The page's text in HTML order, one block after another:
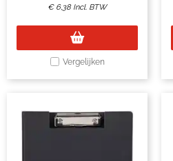
€ 6,38 Incl. BTW
Vergelijken